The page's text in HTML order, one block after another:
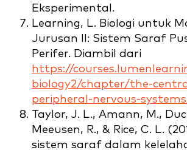
Eksperimental.
Learning, L. Biologi untuk
Jurusan II: Sistem Saraf
Perifer. Diambil dari
https://
biology2/chapter/the-
peripheral-nervous-
Taylor, J. L., Amann, M.,
Meeusen, R., & Rice, C. L.
sistem saraf dalam